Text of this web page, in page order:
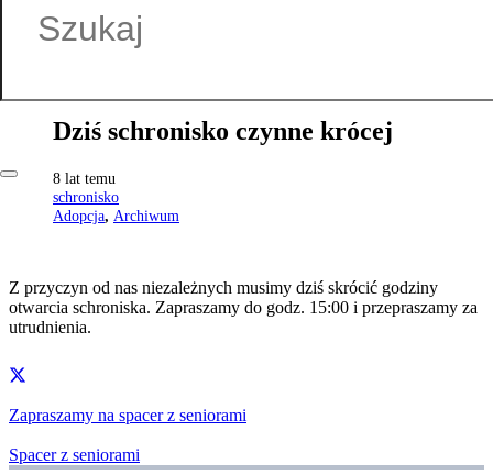
Dziś schronisko czynne krócej
8 lat temu
schronisko
Adopcja, Archiwum
Z przyczyn od nas niezależnych musimy dziś skrócić godziny
otwarcia schroniska. Zapraszamy do godz. 15:00 i przepraszamy za
utrudnienia.
Zapraszamy na spacer z seniorami
Spacer z seniorami